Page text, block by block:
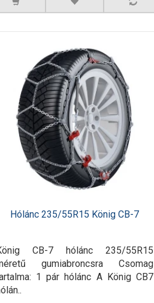
Hólánc 235/55R15 König CB-7
CB-7 hólánc 235/55R15
gumiabroncsra Csomag
1 pár hólánc A König CB7